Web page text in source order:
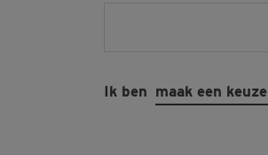
Ik ben maak een keuze